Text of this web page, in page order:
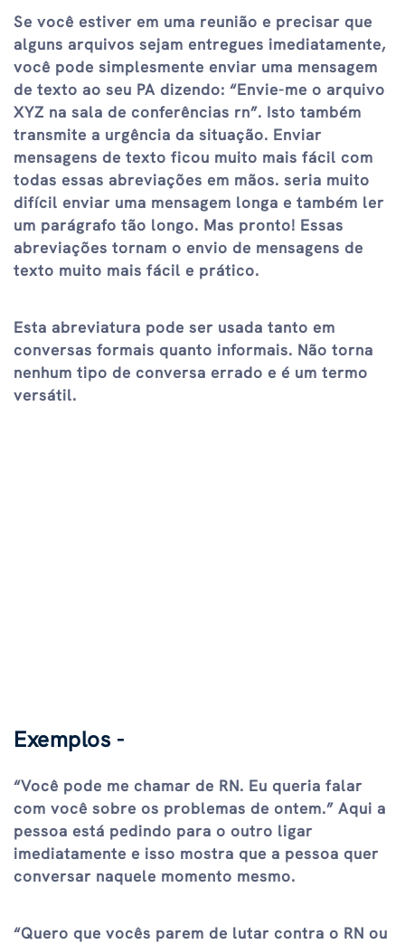
Se você estiver em uma reunião e precisar que
alguns arquivos sejam entregues imediatamente,
você pode simplesmente enviar uma mensagem
de texto ao seu PA dizendo: “Envie-me o arquivo
XYZ na sala de conferências rn”. Isto também
transmite a urgência da situação. Enviar
mensagens de texto ficou muito mais fácil com
todas essas abreviações em mãos. seria muito
difícil enviar uma mensagem longa e também ler
um parágrafo tão longo. Mas pronto! Essas
abreviações tornam o envio de mensagens de
texto muito mais fácil e prático.
Esta abreviatura pode ser usada tanto em
conversas formais quanto informais. Não torna
nenhum tipo de conversa errado e é um termo
versátil.
Exemplos -
“Você pode me chamar de RN. Eu queria falar
com você sobre os problemas de ontem.” Aqui a
pessoa está pedindo para o outro ligar
imediatamente e isso mostra que a pessoa quer
conversar naquele momento mesmo.
“Quero que vocês parem de lutar contra o RN ou